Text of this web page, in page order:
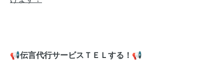
📢伝言代行サービスＴＥＬする！📢